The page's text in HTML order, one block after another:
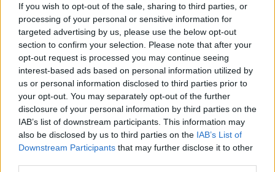
If you wish to opt-out of the sale, sharing to third parties, or
processing of your personal or sensitive information for
targeted advertising by us, please use the below opt-out
section to confirm your selection. Please note that after your
opt-out request is processed you may continue seeing
interest-based ads based on personal information utilized by
us or personal information disclosed to third parties prior to
your opt-out. You may separately opt-out of the further
disclosure of your personal information by third parties on the
IAB’s list of downstream participants. This information may
also be disclosed by us to third parties on the IAB’s List of
Downstream Participants that may further disclose it to other
Celui qui se repose rouillera.
Le travail est une demi-vie.
Travaillez avant le plaisir.
— La culture allemande se caractérise par une certaine
discipline. De nombreux proverbes louent le travail
acharné et la fiabilité de nos compatriotes et appellent à
la vertu. Mais parfois, nous n’avons pas du tout envie
d’être diligents et de travailler dur. Nous préférons de loin
reporter les tâches et les tâches de la journée à un autre
Mashsee a imaginé la bière parfaite pour ces occasions.